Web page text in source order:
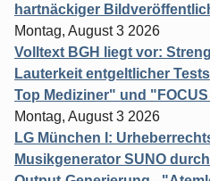
hartnäckiger
Montag, August 3 2026
Volltext BGH liegt vor:
Lauterkeit entgeltlicher
Top Mediziner" und
Montag, August 3 2026
LG München I:
Musikgenerator SUNO